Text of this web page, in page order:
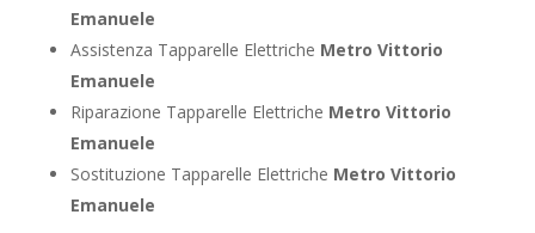
Emanuele
Assistenza Tapparelle Elettriche Metro Vittorio
Emanuele
Riparazione Tapparelle Elettriche Metro Vittorio
Emanuele
Sostituzione Tapparelle Elettriche Metro Vittorio
Emanuele